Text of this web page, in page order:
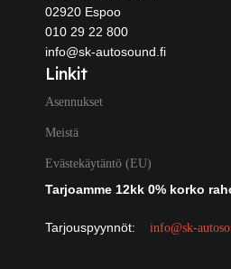
02920 Espoo
010 29 22 800
info@sk-autosound.fi
Linkit
Asennukset
Meistä
Evästekäytäntö (EU)
Tarjoamme 12kk 0% korko
Tarjouspyynnöt: info@sk-